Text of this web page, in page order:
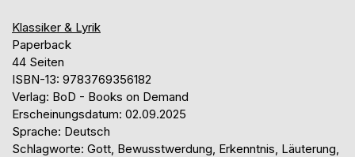
Klassiker & Lyrik
Paperback
44 Seiten
ISBN-13: 9783769356182
Verlag: BoD - Books on Demand
Erscheinungsdatum: 02.09.2025
Sprache: Deutsch
Schlagworte: Gott, Bewusstwerdung, Erkenntnis, Läuterung,